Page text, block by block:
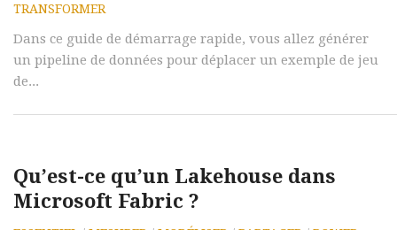
TRANSFORMER
Dans ce guide de démarrage rapide, vous allez générer
un pipeline de données pour déplacer un exemple de jeu
de...
Qu’est-ce qu’un Lakehouse dans
Microsoft Fabric ?